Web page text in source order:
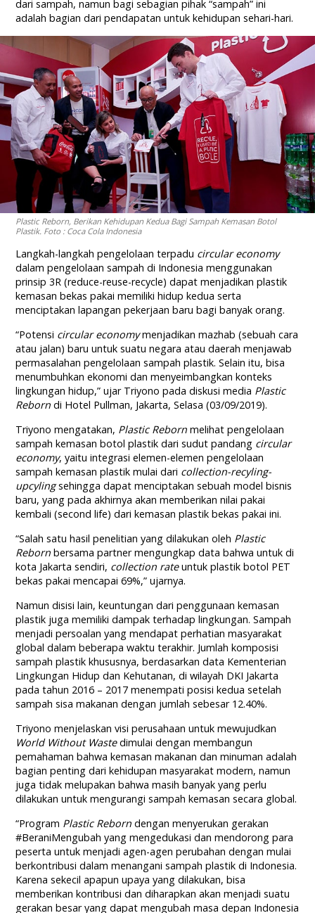
dari sampah, namun bagi sebagian pihak “sampah” ini
adalah bagian dari pendapatan untuk kehidupan sehari-hari.
Plastic Reborn, Berikan Kehidupan Kedua Bagi Sampah Kemasan Botol
Plastik. Foto : Coca Cola Indonesia
Langkah-langkah pengelolaan terpadu circular economy
dalam pengelolaan sampah di Indonesia menggunakan
prinsip 3R (reduce-reuse-recycle) dapat menjadikan plastik
kemasan bekas pakai memiliki hidup kedua serta
menciptakan lapangan pekerjaan baru bagi banyak orang.
“Potensi circular economymenjadikan mazhab (sebuah cara
atau jalan) baru untuk suatu negara atau daerah menjawab
permasalahan pengelolaan sampah plastik. Selain itu, bisa
menumbuhkan ekonomi dan menyeimbangkan konteks
lingkungan hidup,” ujar Triyono pada diskusi media Plastic
Reborn di Hotel Pullman, Jakarta, Selasa (03/09/2019).
Triyono mengatakan, Plastic Reborn melihat pengelolaan
sampah kemasan botol plastik dari sudut pandang circular
economy, yaitu integrasi elemen-elemen pengelolaan
sampah kemasan plastik mulai dari collection-recyling-
upcylingsehingga dapat menciptakan sebuah model bisnis
baru, yang pada akhirnya akan memberikan nilai pakai
kembali (second life) dari kemasan plastik bekas pakai ini.
“Salah satu hasil penelitian yang dilakukan oleh Plastic
Reborn bersama partner mengungkap data bahwa untuk di
kota Jakarta sendiri, collection rateuntuk plastik botol PET
bekas pakai mencapai 69%,” ujarnya.
Namun disisi lain, keuntungan dari penggunaan kemasan
plastik juga memiliki dampak terhadap lingkungan. Sampah
menjadi persoalan yang mendapat perhatian masyarakat
global dalam beberapa waktu terakhir. Jumlah komposisi
sampah plastik khususnya, berdasarkan data Kementerian
Lingkungan Hidup dan Kehutanan, di wilayah DKI Jakarta
pada tahun 2016 – 2017 menempati posisi kedua setelah
sampah sisa makanan dengan jumlah sebesar 12.40%.
Triyono menjelaskan visi perusahaan untuk mewujudkan
World Without Wastedimulai dengan membangun
pemahaman bahwa kemasan makanan dan minuman adalah
bagian penting dari kehidupan masyarakat modern, namun
juga tidak melupakan bahwa masih banyak yang perlu
dilakukan untuk mengurangi sampah kemasan secara global.
“Program Plastic Reborn dengan menyerukan gerakan
#BeraniMengubah yang mengedukasi dan mendorong para
peserta untuk menjadi agen-agen perubahan dengan mulai
berkontribusi dalam menangani sampah plastik di Indonesia.
Karena sekecil apapun upaya yang dilakukan, bisa
memberikan kontribusi dan diharapkan akan menjadi suatu
gerakan besar yang dapat mengubah masa depan Indonesia